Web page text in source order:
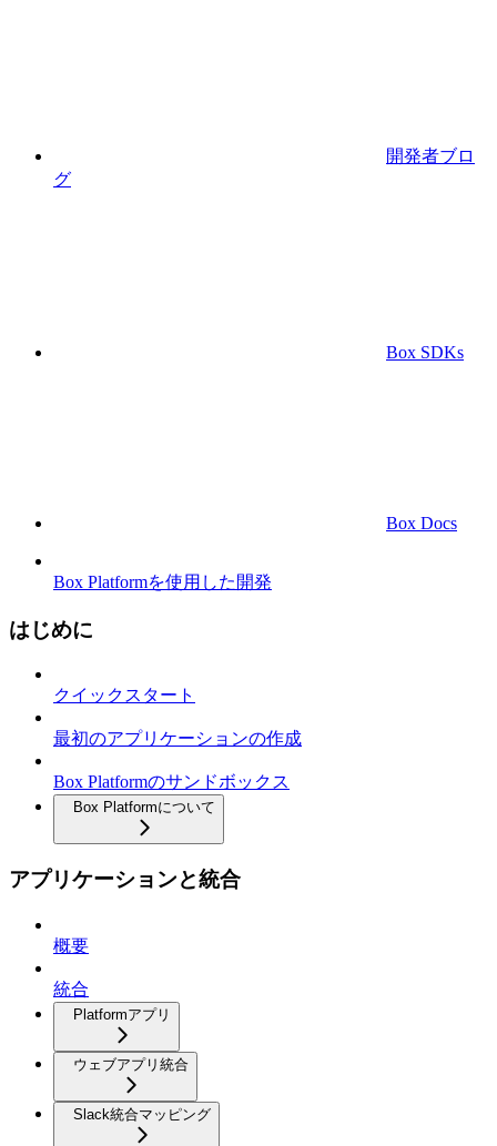
開発者ブロ
グ
Box SDKs
Box Docs
Box Platformを使用した開発
はじめに
クイックスタート
最初のアプリケーションの作成
Box Platformのサンドボックス
Box Platformについて
アプリケーションと統合
概要
統合
Platformアプリ
ウェブアプリ統合
Slack統合マッピング